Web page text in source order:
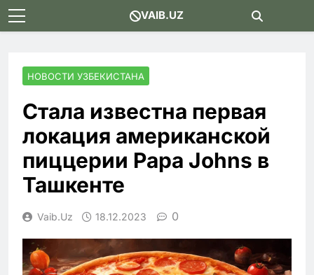
Skip
to
VAIB.UZ
НОВОСТИ УЗБЕКИСТАНА
Стала известна первая
локация американской
пиццерии Papa Johns в
Ташкенте
Vaib.uz 18.12.2023 0